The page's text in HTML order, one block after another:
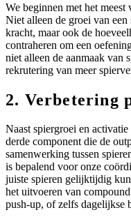
We beginnen met het
Niet alleen de groei van
kracht, maar ook de
contraheren om een
niet alleen de aanmaak van
rekrutering van meer
2. Verbetering
Naast spiergroei en
derde component die de
samenwerking tussen
is bepalend voor onze
juiste spieren gelijktijdig
het uitvoeren van
push-up, of zelfs dagelijkse